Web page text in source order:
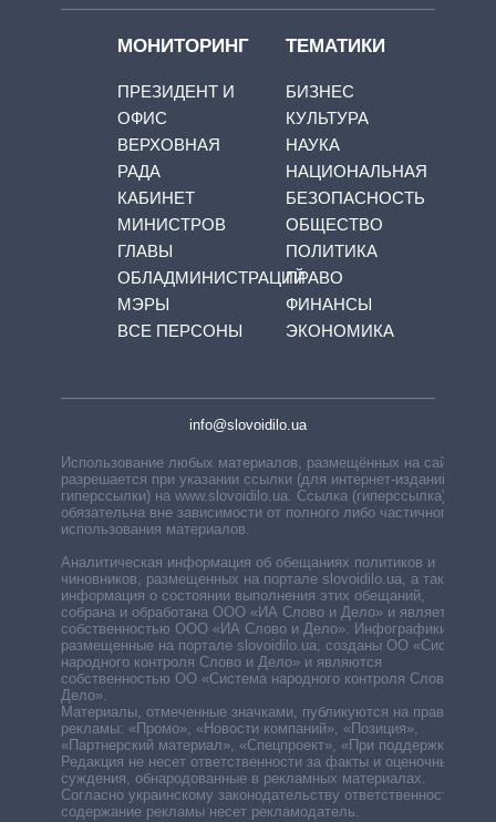
МОНИТОРИНГ
ПРЕЗИДЕНТ И
ОФИС
ВЕРХОВНАЯ
РАДА
КАБИНЕТ
МИНИСТРОВ
ГЛАВЫ
ОБЛАДМИНИСТРАЦИЙ
МЭРЫ
ВСЕ ПЕРСОНЫ
ТЕМАТИКИ
БИЗНЕС
КУЛЬТУРА
НАУКА
НАЦИОНАЛЬНАЯ
БЕЗОПАСНОСТЬ
ОБЩЕСТВО
ПОЛИТИКА
ПРАВО
ФИНАНСЫ
ЭКОНОМИКА
info@slovoidilo.ua
Использование любых материалов, размещённых на сайте,
разрешается при указании ссылки (для интернет-изданий —
гиперссылки) на www.slovoidilo.ua. Ссылка (гиперссылка)
обязательна вне зависимости от полного либо частичного
использования материалов.
Аналитическая информация об обещаниях политиков и
чиновников, размещенных на портале slovoidilo.ua, а также
информация о состоянии выполнения этих обещаний,
собрана и обработана ООО «ИА Слово и Дело» и является
собственностью ООО «ИА Слово и Дело». Инфографики,
размещенные на портале slovoidilo.ua, созданы ОО «Система
народного контроля Слово и Дело» и являются
собственностью ОО «Система народного контроля Слово и
Дело».
Материалы, отмеченные значками, публикуются на правах
рекламы: «Промо», «Новости компаний», «Позиция»,
«Партнерский материал», «Спецпроект», «При поддержке».
Редакция не несет ответственности за факты и оценочные
суждения, обнародованные в рекламных материалах.
Согласно украинскому законодательству ответственность за
содержание рекламы несет рекламодатель.